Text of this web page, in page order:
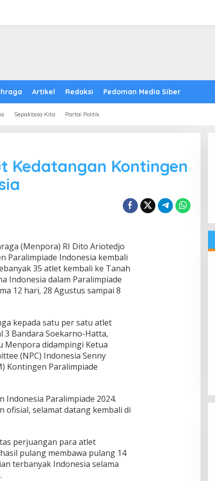
Artikel Redaksi Pedoman Media Siber
Sepakbola Kita Partai Politik
Kedatangan Kontingen
(Menpora) RI Dito Ariotedjo
Paralimpiade Indonesia kembali
35 atlet kembali ke Tanah
Indonesia dalam Paralimpiade
12 hari, 28 Agustus sampai 8
kepada satu per satu atlet
3 Bandara Soekarno-Hatta,
Menpora didampingi Ketua
(NPC) Indonesia Senny
Kontingen Paralimpiade
Indonesia Paralimpiade 2024.
ofisial, selamat datang kembali di
perjuangan para atlet
pulang membawa pulang 14
terbanyak Indonesia selama